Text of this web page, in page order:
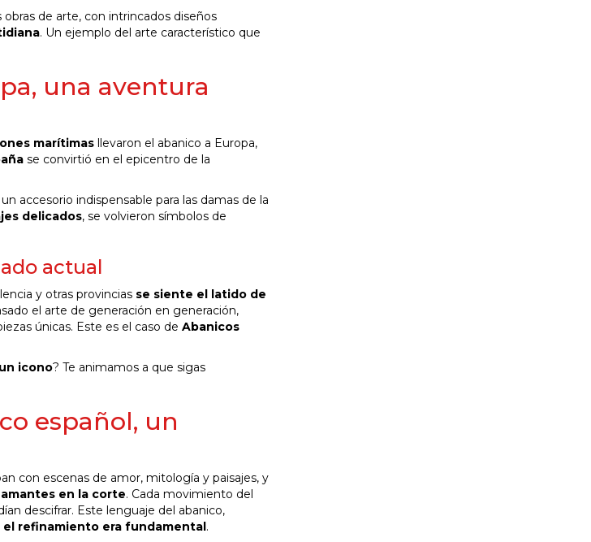
de arte, con intrincados diseños
. Un ejemplo del arte característico que
una aventura
marítimas llevaron el abanico a Europa,
se convirtió en el epicentro de la
accesorio indispensable para las damas de la
delicados, se volvieron símbolos de
actual
y otras provincias se siente el latido de
el arte de generación en generación,
únicas. Este es el caso de Abanicos
icono? Te animamos a que sigas
español, un
con escenas de amor, mitología y paisajes, y
en la corte. Cada movimiento del
descifrar. Este lenguaje del abanico,
el refinamiento era fundamental.